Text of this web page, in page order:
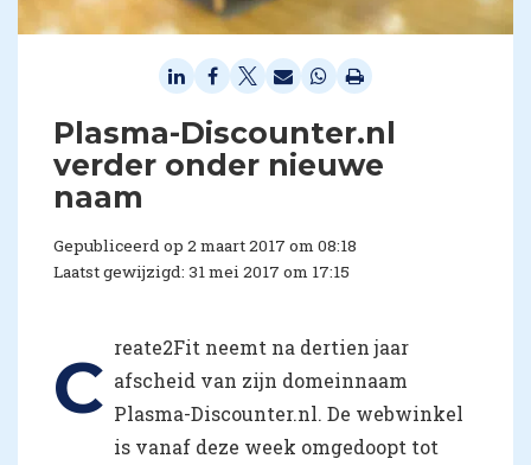
​Plasma-Discounter.nl
verder onder nieuwe
naam
Gepubliceerd op 2 maart 2017 om 08:18
Laatst gewijzigd: 31 mei 2017 om 17:15
C reate2Fit neemt na dertien jaar
afscheid van zijn domeinnaam
Plasma-Discounter.nl. De webwinkel
is vanaf deze week omgedoopt tot